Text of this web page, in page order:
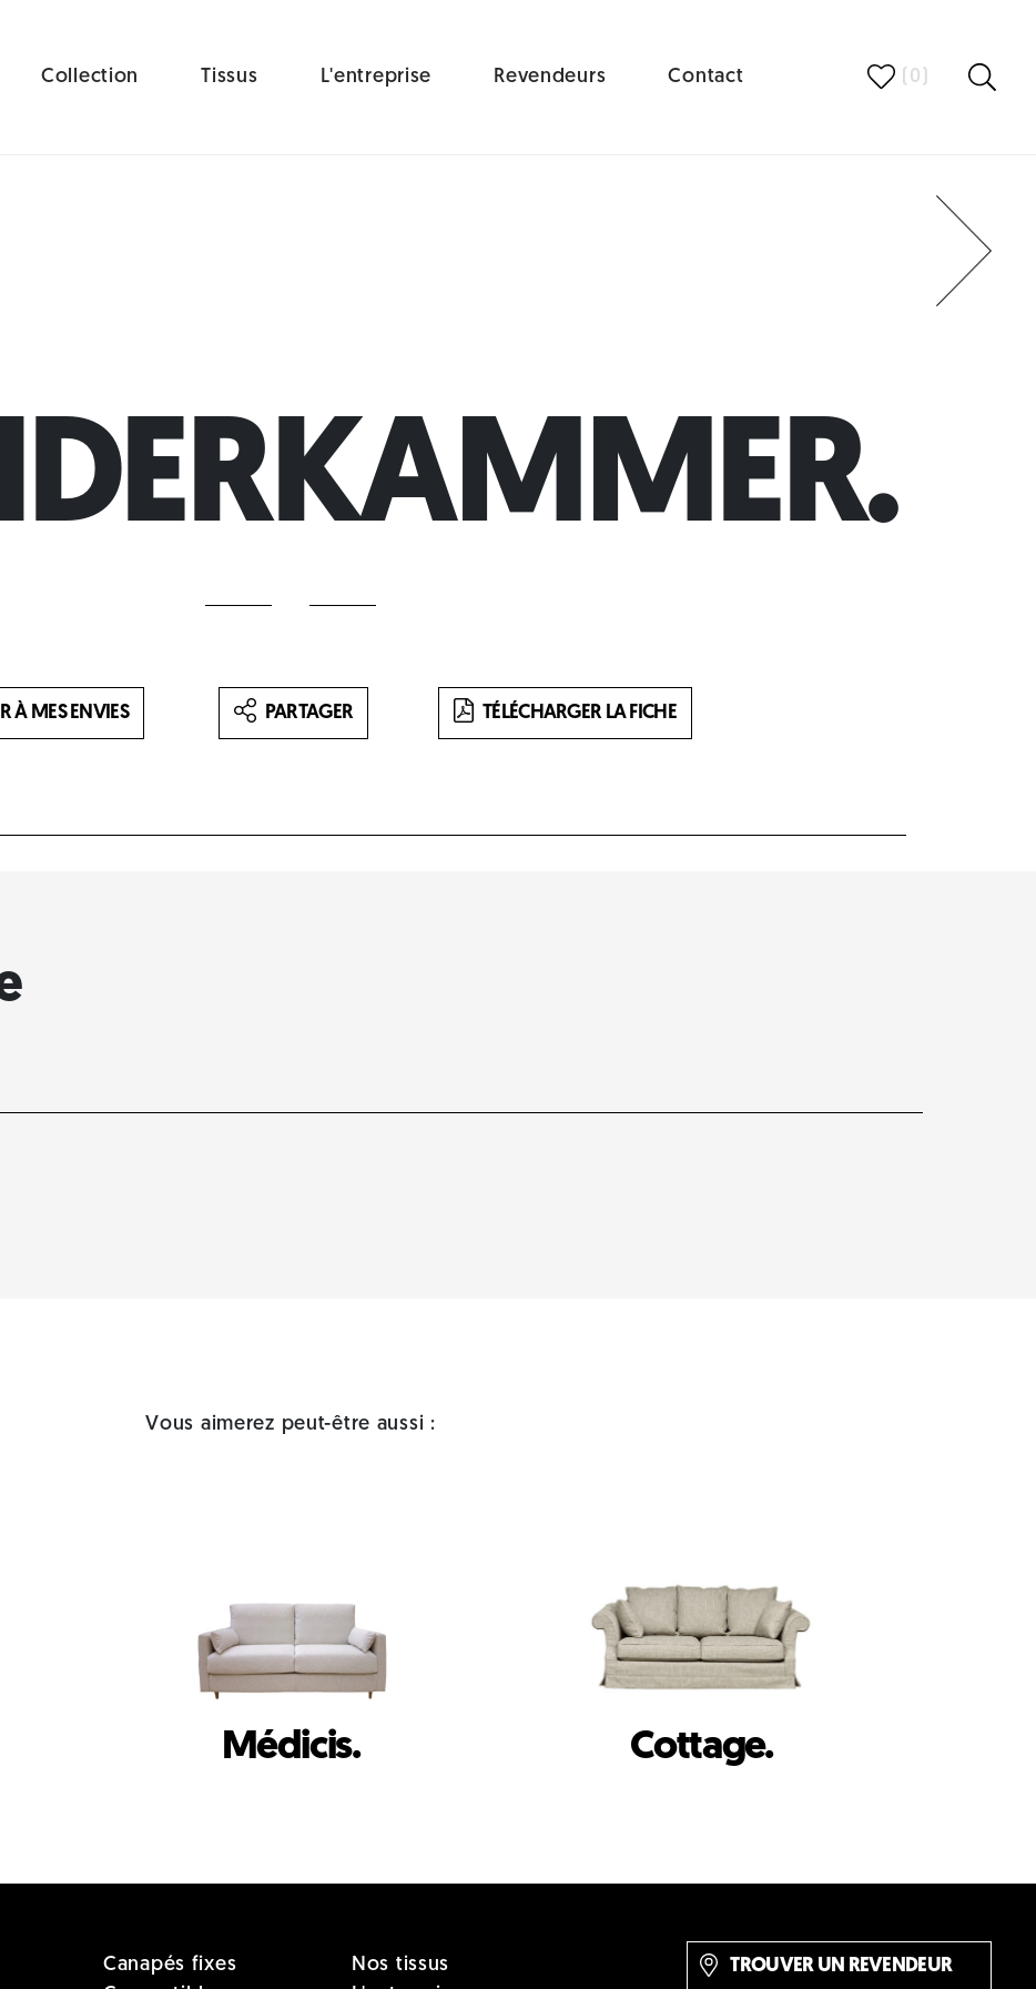
Collection Tissus L'entreprise Revendeurs Contact 0
Next
À MES ENVIES PARTAGER TÉLÉCHARGER LA FICHE
Vous aimerez peut-être aussi :
Médicis. Cottage.
Canapés fixes
Nos tissus
TROUVER UN REVENDEUR